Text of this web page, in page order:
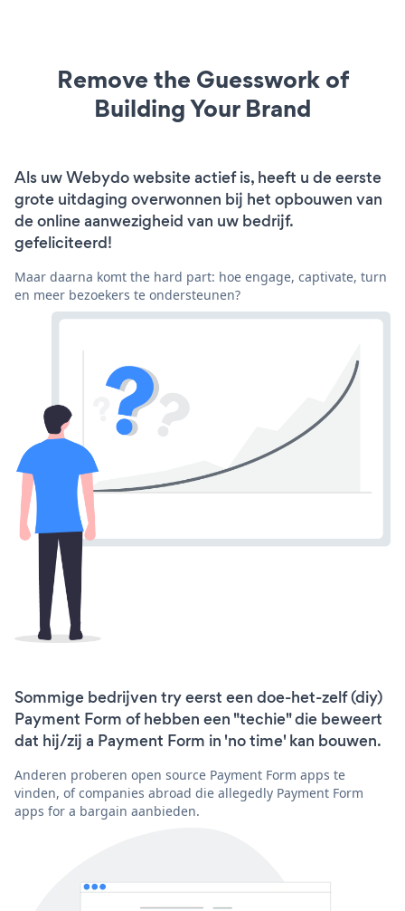
Remove the Guesswork of
Building Your Brand
Als uw Webydo website actief is, heeft u de eerste
grote uitdaging overwonnen bij het opbouwen van
de online aanwezigheid van uw bedrijf.
gefeliciteerd!
Maar daarna komt the hard part: hoe engage, captivate, turn
en meer bezoekers te ondersteunen?
Sommige bedrijven try eerst een doe-het-zelf (diy)
Payment Form of hebben een "techie" die beweert
dat hij/zij a Payment Form in 'no time' kan bouwen.
Anderen proberen open source Payment Form apps te
vinden, of companies abroad die allegedly Payment Form
apps for a bargain aanbieden.